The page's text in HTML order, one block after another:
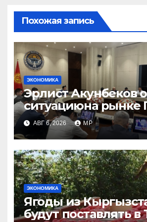
Похожая запись
ЭКОНОМИКА
Эрлист Акунбеков
ситуациюна рынке
топливными
АВГ 6, 2026 MP
ЭКОНОМИКА
Ягоды из
будут поставлять